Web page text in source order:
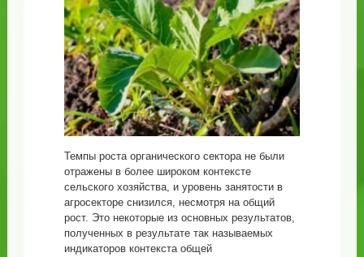
Темпы роста органического сектора не были
отражены в более широком контексте
сельского хозяйства, и уровень занятости в
агросекторе снизился, несмотря на общий
рост. Это некоторые из основных результатов,
полученных в результате так называемых
индикаторов контекста общей